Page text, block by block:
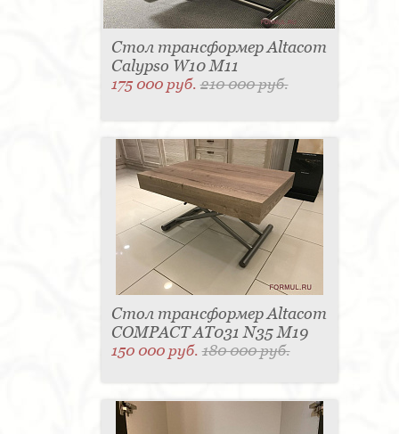
Стол трансформер Altacom
Calypso W10 M11
175 000 руб.210 000 руб.
Стол трансформер Altacom
COMPACT AT031 N35 M19
150 000 руб.180 000 руб.